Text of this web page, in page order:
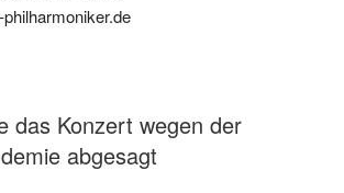
das Konzert wegen der
abgesagt